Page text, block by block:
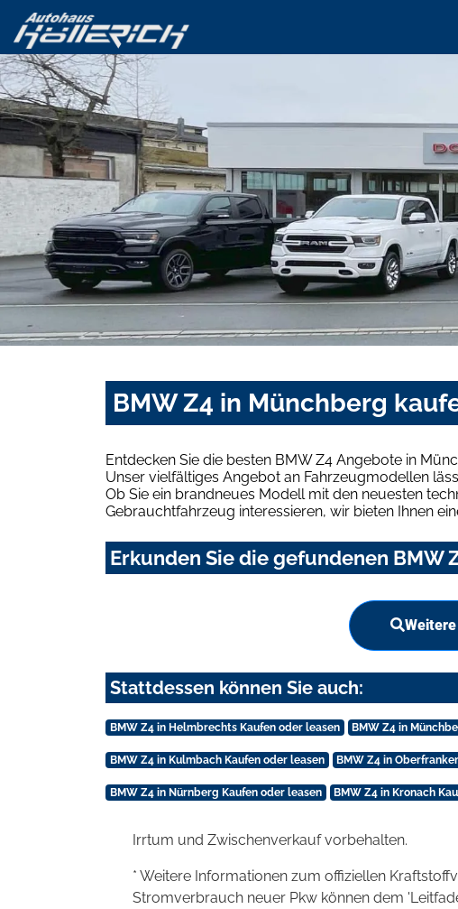
BMW Z4 in Münchberg
Entdecken Sie die besten BMW Z4 Angebote in
Unser vielfältiges Angebot an Fahrzeugmodellen
Ob Sie ein brandneues Modell mit den neuesten
Gebrauchtfahrzeug interessieren, wir bieten Ihnen
Erkunden Sie die gefundenen BMW
Stattdessen können Sie auch:
BMW Z4 in Helmbrechts Kaufen oder leasen BMW Z4 in
BMW Z4 in Kulmbach Kaufen oder leasen BMW Z4 in
BMW Z4 in Nürnberg Kaufen oder leasen BMW Z4 in Kronach
Irrtum und Zwischenverkauf vorbehalten.
* Weitere Informationen zum offiziellen
Stromverbrauch neuer Pkw können dem